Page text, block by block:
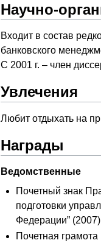
Научно-
Входит в состав
банковского
С 2001 г. – член
Увлечения
Любит отдыхать на
Награды
Ведомственные
Почетный знак
подготовки
Федерации”
Почетная